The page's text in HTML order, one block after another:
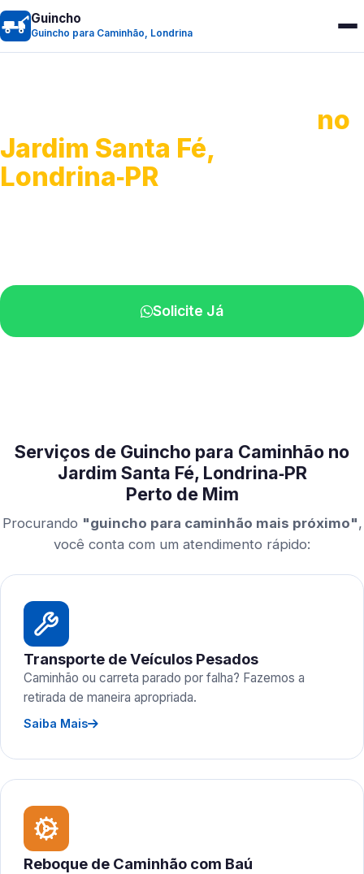
Guincho
Guincho para Caminhão, Londrina
no
Jardim Santa Fé,
Londrina‑PR
Solicite Já
Serviços de Guincho para Caminhão no
Jardim Santa Fé, Londrina‑PR
Perto de Mim
Procurando "guincho para caminhão mais próximo",
você conta com um atendimento rápido:
Transporte de Veículos Pesados
Caminhão ou carreta parado por falha? Fazemos a
retirada de maneira apropriada.
Saiba Mais
Reboque de Caminhão com Baú